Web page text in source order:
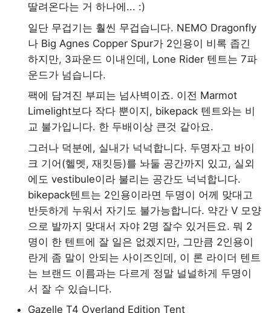
딸려온다는 거 하나에... :)
일단 무겁기는 훨씬 무겁습니다. NEMO Dragonfly
나 Big Agnes Copper Spur가 2인용이 비록 좁긴
하지만, 3파운드 이내인데, Lone Rider 텐트는 7파
운드가 넘습니다.
팩에 담겨진 부피는 넘사벽이죠. 이전 Marmot
Limelight보다 작다 뿐이지, bikepack 텐트와는 비
교 불가입니다. 한 두배이상 큰것 같아요.
그러나 덕분에, 실내가 넉넉합니다. 두명자고 바이
크 기어(헬멧, 재킷등)를 놔둘 공간까지 있고, 실외
에도 vestibule이라 불리는 공간도 넉넉합니다.
bikepack텐트는 2인용이라면 두명이 어께 맞대고
반듯하게 누워서 자기도 불가능합니다. 약간 V 모양
으로 발까지 맞대서 자야 2명 잘수 있거든요. 뭐 2
명이 한 텐트에 잘 일은 없겠지만, 그만큼 2인용이
란게 좀 말이 안되는 사이즈인데, 이 론 라이더 텐트
는 브랜드 이름과는 다르게 정말 널널하게 두명이
서 잘 수 있습니다.
Gazelle T4 Overland Edition Tent